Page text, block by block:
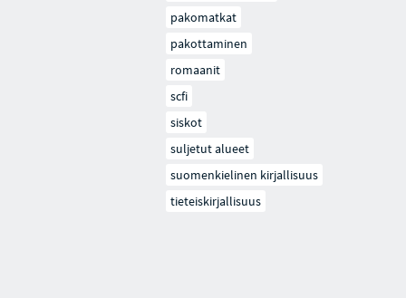
pakomatkat
pakottaminen
romaanit
scfi
siskot
suljetut alueet
suomenkielinen kirjallisuus
tieteiskirjallisuus